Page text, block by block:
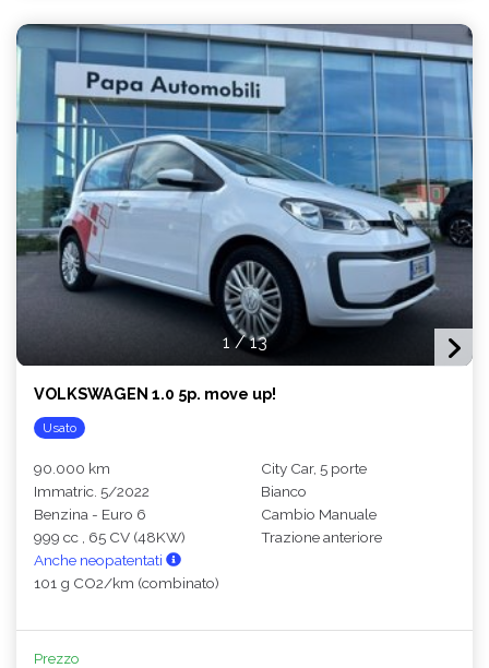
1/13
VOLKSWAGEN 1.0 5p. move up!
Usato
90.000 km
Immatric. 5/2022
Benzina - Euro 6
999 cc , 65 CV (48KW)
Anche neopatentati
101 g CO2/km (combinato)
City Car, 5 porte
Bianco
Cambio Manuale
Trazione anteriore
Prezzo